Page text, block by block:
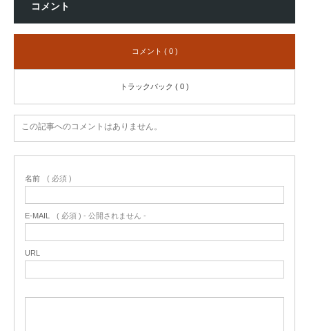
コメント
コメント ( 0 )
トラックバック ( 0 )
この記事へのコメントはありません。
名前 ( 必須 )
E-MAIL ( 必須 ) - 公開されません -
URL